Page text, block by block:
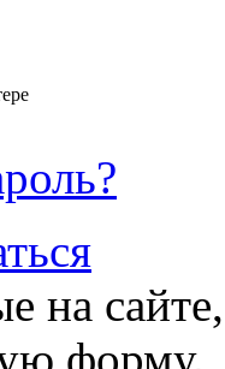
на
форму.